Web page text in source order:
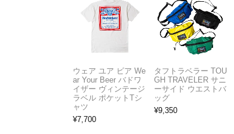
ウェア ユア ビア We
ar Your Beer バドワ
イザー ヴィンテージ
ラベル ポケットTシ
ャツ
¥7,700
タフトラベラー TOU
GH TRAVELER サニ
ーサイド ウエストバ
ッグ
¥9,350